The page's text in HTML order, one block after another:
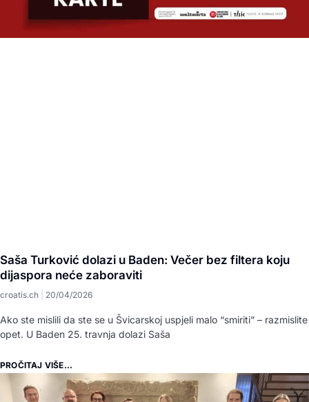
Saša Turković dolazi u Baden: Večer bez filtera koju
dijaspora neće zaboraviti
croatis.ch 20/04/2026
Ako ste mislili da ste se u Švicarskoj uspjeli malo “smiriti” – razmislite
opet. U Baden 25. travnja dolazi Saša
PROČITAJ VIŠE...